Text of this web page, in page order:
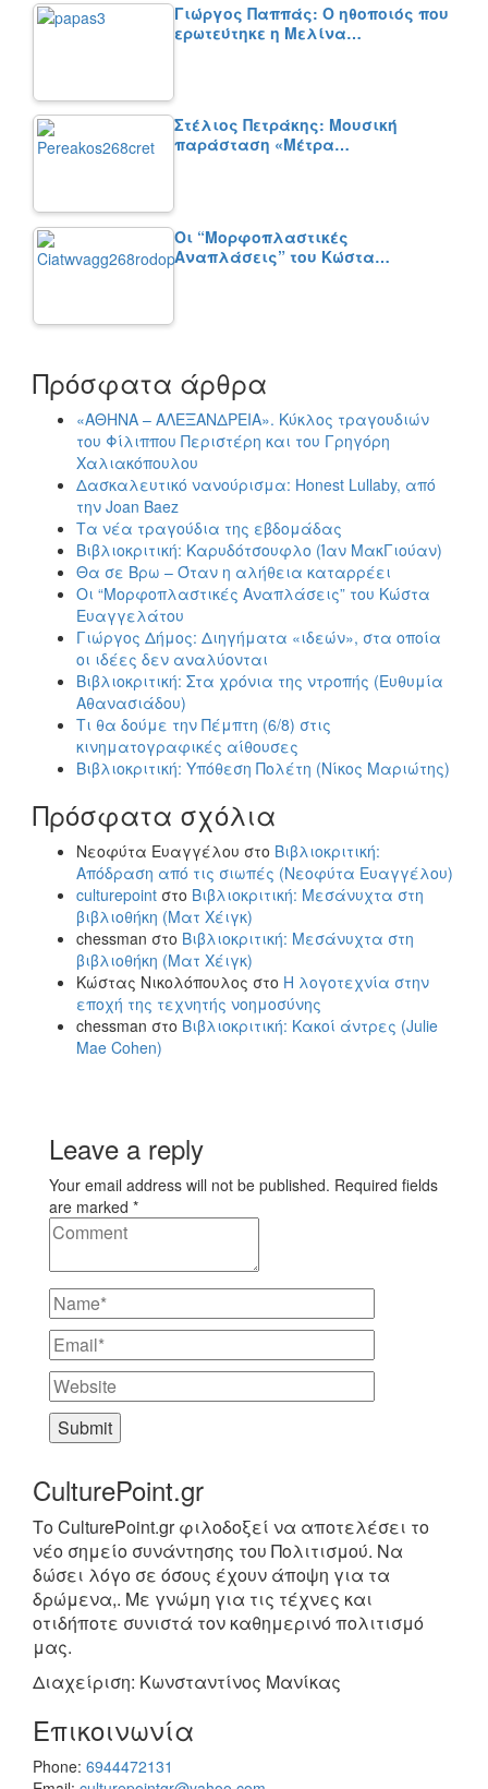
Γιώργος Παππάς: Ο ηθοποιός που
ερωτεύτηκε η Μελίνα…
Στέλιος Πετράκης: Μουσική
παράσταση «Μέτρα…
Οι “Μορφοπλαστικές
Αναπλάσεις” του Κώστα…
Πρόσφατα άρθρα
«ΑΘΗΝΑ – ΑΛΕΞΑΝΔΡΕΙΑ». Κύκλος τραγουδιών
του Φίλιππου Περιστέρη και του Γρηγόρη
Χαλιακόπουλου
Δασκαλευτικό νανούρισμα: Honest Lullaby, από
την Joan Baez
Τα νέα τραγούδια της εβδομάδας
Βιβλιοκριτική: Καρυδότσουφλο (Ίαν ΜακΓιούαν)
Θα σε Βρω – Όταν η αλήθεια καταρρέει
Οι “Μορφοπλαστικές Αναπλάσεις” του Κώστα
Ευαγγελάτου
Γιώργος Δήμος: Διηγήματα «ιδεών», στα οποία
οι ιδέες δεν αναλύονται
Βιβλιοκριτική: Στα χρόνια της ντροπής (Ευθυμία
Αθανασιάδου)
Τι θα δούμε την Πέμπτη (6/8) στις
κινηματογραφικές αίθουσες
Βιβλιοκριτική: Υπόθεση Πολέτη (Νίκος Μαριώτης)
Πρόσφατα σχόλια
Νεοφύτα Ευαγγέλου στο Βιβλιοκριτική:
Απόδραση από τις σιωπές (Νεοφύτα Ευαγγέλου)
culturepoint στο Βιβλιοκριτική: Μεσάνυχτα στη
βιβλιοθήκη (Ματ Χέιγκ)
chessman στο Βιβλιοκριτική: Μεσάνυχτα στη
βιβλιοθήκη (Ματ Χέιγκ)
Κώστας Νικολόπουλος στο Η λογοτεχνία στην
εποχή της τεχνητής νοημοσύνης
chessman στο Βιβλιοκριτική: Κακοί άντρες (Julie
Mae Cohen)
Leave a reply
Your email address will not be published. Required fields
are marked *
CulturePoint.gr
Το CulturePoint.gr φιλοδοξεί να αποτελέσει το
νέο σημείο συνάντησης του Πολιτισμού. Να
δώσει λόγο σε όσους έχουν άποψη για τα
δρώμενα,. Με γνώμη για τις τέχνες και
οτιδήποτε συνιστά τον καθημερινό πολιτισμό
μας.
Διαχείριση: Κωνσταντίνος Μανίκας
Επικοινωνία
Phone: 6944472131